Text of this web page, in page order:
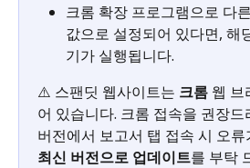
크롬 확장 프로그램으로 다
값으로 설정되어 있다면, 해
기가 실행됩니다.
⚠️ 스팬딧 웹사이트는 크롬 웹 브
어 있습니다. 크롬 접속을 권장드
버전에서 보고서 탭 접속 시 오
최신 버전으로 업데이트를 부탁